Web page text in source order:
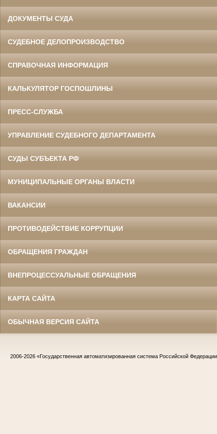
ДОКУМЕНТЫ СУДА
СУДЕБНОЕ ДЕЛОПРОИЗВОДСТВО
СПРАВОЧНАЯ ИНФОРМАЦИЯ
КАЛЬКУЛЯТОР ГОСПОШЛИНЫ
ПРЕСС-СЛУЖБА
УПРАВЛЕНИЕ СУДЕБНОГО ДЕПАРТАМЕНТА
СУДЫ СУБЪЕКТА РФ
МУНИЦИПАЛЬНЫЕ ОРГАНЫ ВЛАСТИ
ВАКАНСИИ
ПРОТИВОДЕЙСТВИЕ КОРРУПЦИИ
ОБРАЩЕНИЯ ГРАЖДАН
ВНЕПРОЦЕССУАЛЬНЫЕ ОБРАЩЕНИЯ
КАРТА САЙТА
ОБЫЧНАЯ ВЕРСИЯ САЙТА
2006-2026 «Государственная автоматизированная система Российской